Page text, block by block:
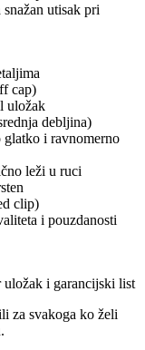
utisak pri
cap)
uložak
debljina)
glatko i ravnomerno
leži u ruci
clip)
i pouzdanosti
i garancijski list
za svakoga ko želi